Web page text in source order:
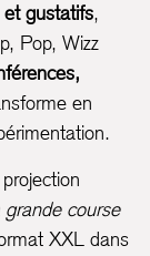
et gustatifs,
Pop, Wizz
en
grande course
XXL dans